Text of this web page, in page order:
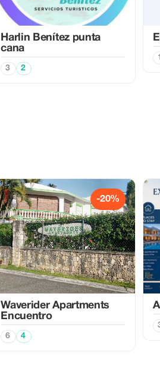
Harlin Benítez punta
cana
3 2
1
-20%
Waverider Apartments
Encuentro
6 4